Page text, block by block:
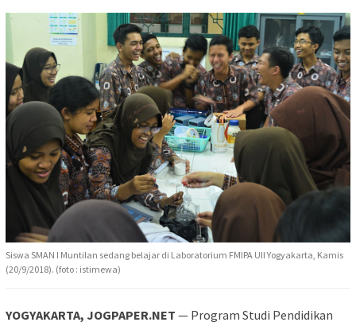
Siswa SMAN I Muntilan sedang belajar di Laboratorium FMIPA UII Yogyakarta, Kamis
(20/9/2018). (foto : istimewa)
YOGYAKARTA, JOGPAPER.NET — Program Studi Pendidikan